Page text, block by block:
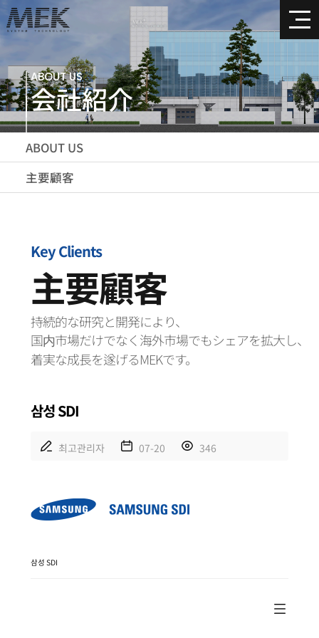
ABOUT US
会社紹介
ABOUT US
主要顧客
Key Clients
主要顧客
持続的な研究と開発により、
国内市場だけでなく海外市場でもシェアを拡大し、
着実な成長を遂げるMEKです。
삼성 SDI
최고관리자 07-20 346
삼성 SDI